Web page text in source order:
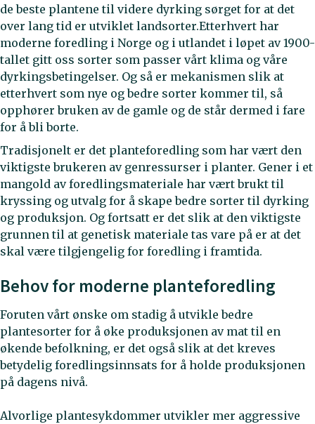
de beste plantene til videre dyrking sørget for at det
over lang tid er utviklet landsorter.Etterhvert har
moderne foredling i Norge og i utlandet i løpet av 1900-
tallet gitt oss sorter som passer vårt klima og våre
dyrkingsbetingelser. Og så er mekanismen slik at
etterhvert som nye og bedre sorter kommer til, så
opphører bruken av de gamle og de står dermed i fare
for å bli borte.
Tradisjonelt er det planteforedling som har vært den
viktigste brukeren av genressurser i planter. Gener i et
mangold av foredlingsmateriale har vært brukt til
kryssing og utvalg for å skape bedre sorter til dyrking
og produksjon. Og fortsatt er det slik at den viktigste
grunnen til at genetisk materiale tas vare på er at det
skal være tilgjengelig for foredling i framtida.
Behov for moderne planteforedling
Foruten vårt ønske om stadig å utvikle bedre
plantesorter for å øke produksjonen av mat til en
økende befolkning, er det også slik at det kreves
betydelig foredlingsinnsats for å holde produksjonen
på dagens nivå.
Alvorlige plantesykdommer utvikler mer aggressive